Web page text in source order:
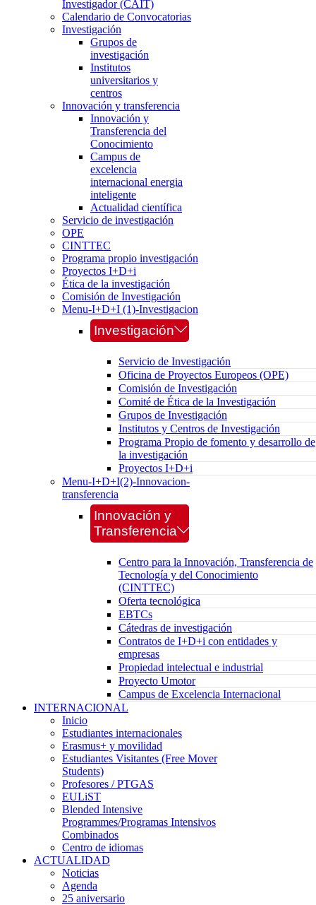
Investigador (CAIT)
Calendario de Convocatorias
Investigación
Grupos de
investigación
Institutos
universitarios y
centros
Innovación y transferencia
Innovación y
Transferencia del
Conocimiento
Campus de
excelencia
internacional energia
inteligente
Actualidad científica
Servicio de investigación
OPE
CINTTEC
Programa propio investigación
Proyectos I+D+i
Ética de la investigación
Comisión de Investigación
Menu-I+D+I (1)-Investigacion
Investigación
Servicio de Investigación
Oficina de Proyectos Europeos (OPE)
Comisión de Investigación
Comité de Ética de la Investigación
Grupos de Investigación
Institutos y Centros de Investigación
Programa Propio de fomento y desarrollo de
la investigación
Proyectos I+D+i
Menu-I+D+I(2)-Innovacion-
transferencia
Innovación y
Transferencia
Centro para la Innovación, Transferencia de
Tecnología y del Conocimiento
(CINTTEC)
Oferta tecnológica
EBTCs
Cátedras de investigación
Contratos de I+D+i con entidades y
empresas
Propiedad intelectual e industrial
Proyecto Umotor
Campus de Excelencia Internacional
INTERNACIONAL
Inicio
Estudiantes internacionales
Erasmus+ y movilidad
Estudiantes Visitantes (Free Mover
Students)
Profesores / PTGAS
EULiST
Blended Intensive
Programmes/Programas Intensivos
Combinados
Centro de idiomas
ACTUALIDAD
Noticias
Agenda
25 aniversario